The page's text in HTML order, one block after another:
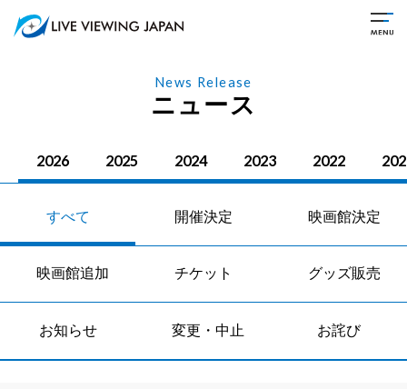
News Release
ニュース
2026 2025 2024 2023 2022
すべて 開催決定 映画館決定
映画館追加 チケット グッズ販売
お知らせ 変更・中止 お詫び